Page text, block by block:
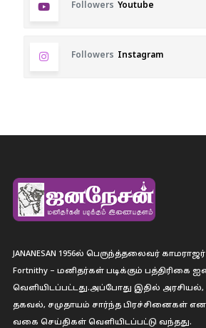
Followers Youtube
Followers Instagram
JANANESAN 1956ல் பெருந்த்தலைவர்
Fortnithy – மனிதர்கள் படிக்கும்
வெளியிடப்பட்டது.அப்போது இதில்
தகவல், சமுதாயம் சார்ந்த பிரச்சினைகள் என
வகை செய்திகள் வெளியிடப்பட்டு வந்தது.